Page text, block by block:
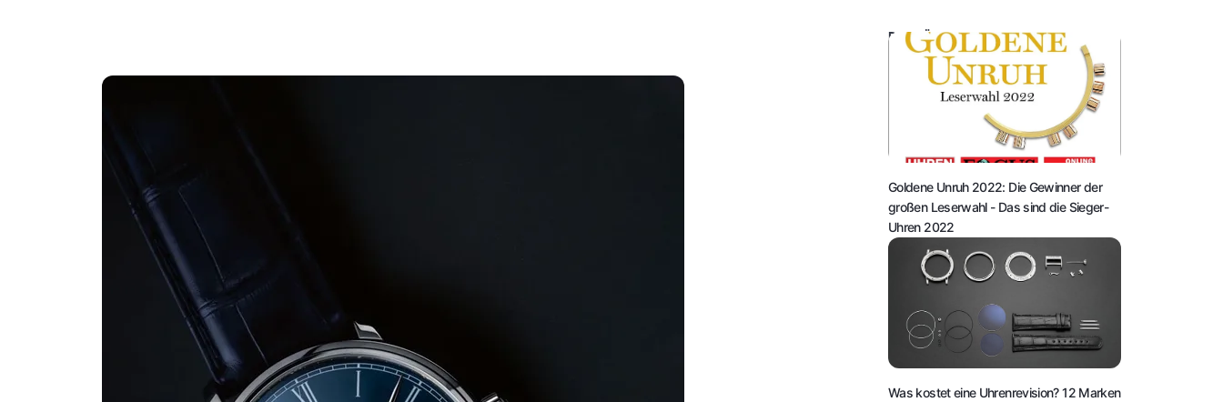
DAS KÖNNTE SIE AUCH INTERESSIEREN:
Goldene Unruh 2022: Die Gewinner der
großen Leserwahl - Das sind die Sieger-
Uhren 2022
Was kostet eine Uhrenrevision? 12 Marken